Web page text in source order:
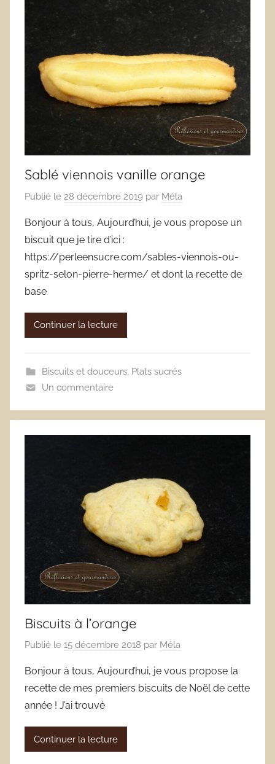
Sablé viennois vanille orange
Publié le 28 décembre 2019 par Méla
Bonjour à tous, Aujourd’hui, je vous propose un
biscuit que je tire d’ici :
https://perleensucre.com/sables-viennois-ou-
spritz-selon-pierre-herme/ et dont la recette de
base
Continuer la lecture
Biscuits et douceurs, Plats sucrés
Un commentaire
Biscuits à l’orange
Publié le 15 décembre 2018 par Méla
Bonjour à tous, Aujourd’hui, je vous propose la
recette de mes premiers biscuits de Noël de cette
année ! J’ai trouvé
Continuer la lecture